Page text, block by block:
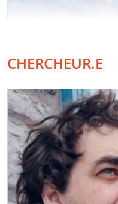
CHERCHEUR.E